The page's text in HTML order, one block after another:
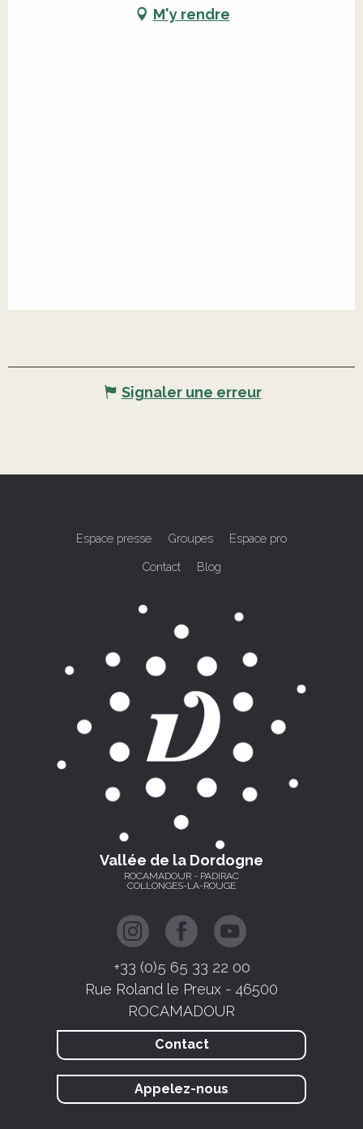
M'y rendre
Signaler une erreur
Espace presse Groupes Espace pro
Contact Blog
Vallée de la Dordogne
ROCAMADOUR - PADIRAC
COLLONGES-LA-ROUGE
+33 (0)5 65 33 22 00
Rue Roland le Preux - 46500
ROCAMADOUR
Contact
Appelez-nous